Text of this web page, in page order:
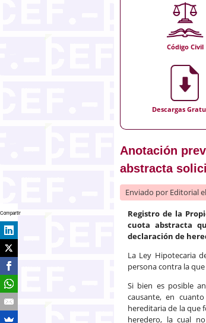
Código Civil
Descargas
Anotación
abstracta
Enviado por Editorial
Registro de la
cuota abstracta
declaración de
La Ley Hipotecaria
persona contra la
Si bien es posible
causante, en
hereditaria de la que
heredero, la cual
Compartir